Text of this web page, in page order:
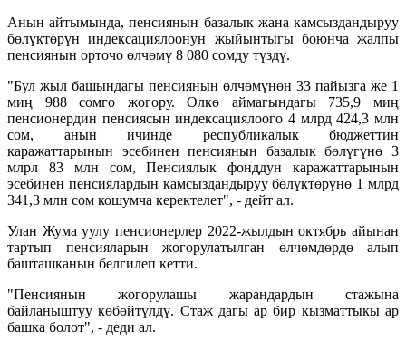
Анын айтымында, пенсиянын базалык жана камсыздандыруу
бөлүктөрүн индексациялоонун жыйынтыгы боюнча жалпы
пенсиянын орточо өлчөмү 8 080 сомду түздү.
"Бул жыл башындагы пенсиянын өлчөмүнөн 33 пайызга же 1
миң 988 сомго жогору. Өлкө аймагындагы 735,9 миң
пенсионердин пенсиясын индексациялоого 4 млрд 424,3 млн
сом, анын ичинде республикалык бюджеттин
каражаттарынын эсебинен пенсиянын базалык бөлүгүнө 3
млрл 83 млн сом, Пенсиялык фонддун каражаттарынын
эсебинен пенсиялардын камсыздандыруу бөлүктөрүнө 1 млрд
341,3 млн сом кошумча керектелет", - дейт ал.
Улан Жума уулу пенсионерлер 2022-жылдын октябрь айынан
тартып пенсияларын жогорулатылган өлчөмдөрдө алып
башташканын белгилеп кетти.
"Пенсиянын жогорулашы жарандардын стажына
байланыштуу көбөйтүлдү. Стаж дагы ар бир кызматтыкы ар
башка болот", - деди ал.